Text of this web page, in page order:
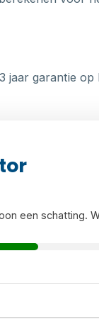
jaar garantie
een schatting.